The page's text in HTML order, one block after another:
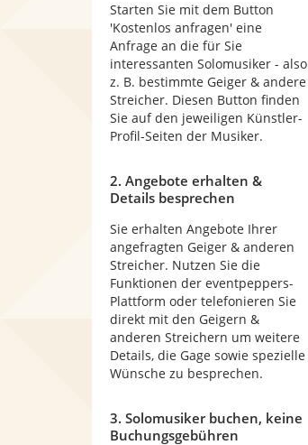
Starten Sie mit dem Button
'Kostenlos anfragen' eine
Anfrage an die für Sie
interessanten Solomusiker - also
z. B. bestimmte Geiger & andere
Streicher. Diesen Button finden
Sie auf den jeweiligen Künstler-
Profil-Seiten der Musiker.
2. Angebote erhalten &
Details besprechen
Sie erhalten Angebote Ihrer
angefragten Geiger & anderen
Streicher. Nutzen Sie die
Funktionen der eventpeppers-
Plattform oder telefonieren Sie
direkt mit den Geigern &
anderen Streichern um weitere
Details, die Gage sowie spezielle
Wünsche zu besprechen.
3. Solomusiker buchen, keine
Buchungsgebühren